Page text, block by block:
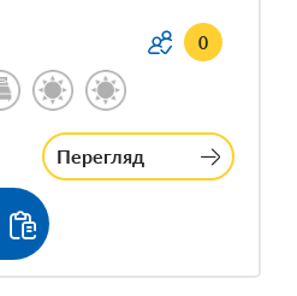
0
Перегляд